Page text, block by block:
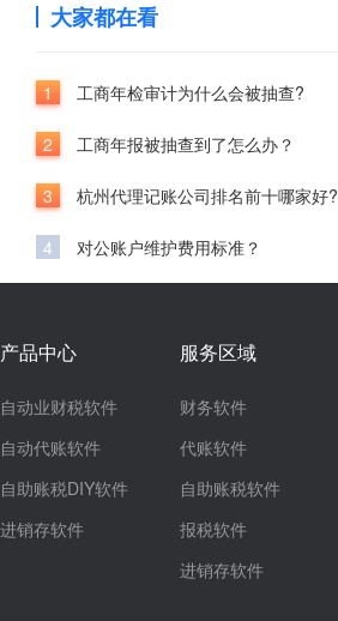
大家都在看
1 工商年检审计为什么会被抽查?
2 工商年报被抽查到了怎么办？
3 杭州代理记账公司排名前十哪家好?
4 对公账户维护费用标准？
产品中心
自动业财税软件
自动代账软件
自助账税DIY软件
进销存软件
服务区域
财务软件
代账软件
自助账税软件
报税软件
进销存软件